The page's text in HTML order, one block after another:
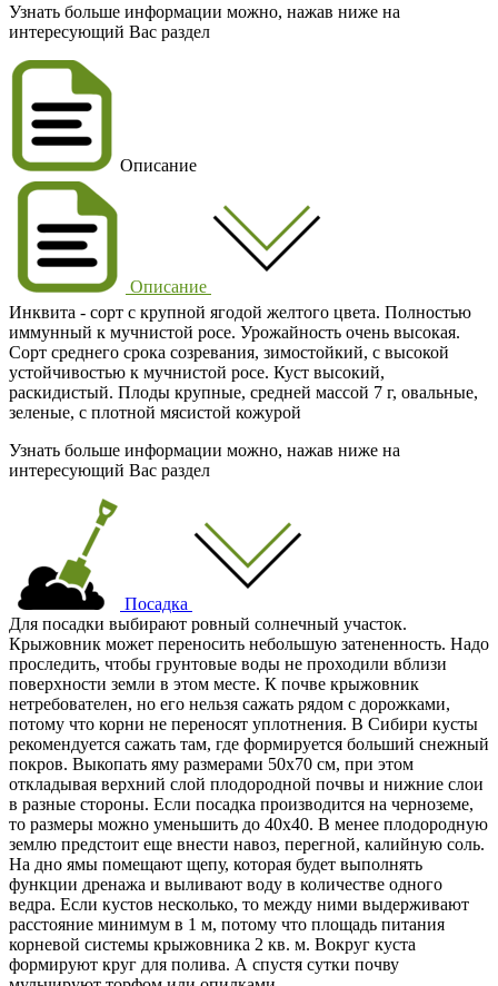
Узнать больше информации можно, нажав ниже на
интересующий Вас раздел
Описание
Описание
Инквита - сорт с крупной ягодой желтого цвета. Полностью
иммунный к мучнистой росе. Урожайность очень высокая.
Сорт среднего срока созревания, зимостойкий, с высокой
устойчивостью к мучнистой росе. Куст высокий,
раскидистый. Плоды крупные, средней массой 7 г, овальные,
зеленые, с плотной мясистой кожурой
Узнать больше информации можно, нажав ниже на
интересующий Вас раздел
Посадка
Для посадки выбирают ровный солнечный участок.
Крыжовник может переносить небольшую затененность. Надо
проследить, чтобы грунтовые воды не проходили вблизи
поверхности земли в этом месте. К почве крыжовник
нетребователен, но его нельзя сажать рядом с дорожками,
потому что корни не переносят уплотнения. В Сибири кусты
рекомендуется сажать там, где формируется больший снежный
покров. Выкопать яму размерами 50х70 см, при этом
откладывая верхний слой плодородной почвы и нижние слои
в разные стороны. Если посадка производится на черноземе,
то размеры можно уменьшить до 40х40. В менее плодородную
землю предстоит еще внести навоз, перегной, калийную соль.
На дно ямы помещают щепу, которая будет выполнять
функции дренажа и выливают воду в количестве одного
ведра. Если кустов несколько, то между ними выдерживают
расстояние минимум в 1 м, потому что площадь питания
корневой системы крыжовника 2 кв. м. Вокруг куста
формируют круг для полива. А спустя сутки почву